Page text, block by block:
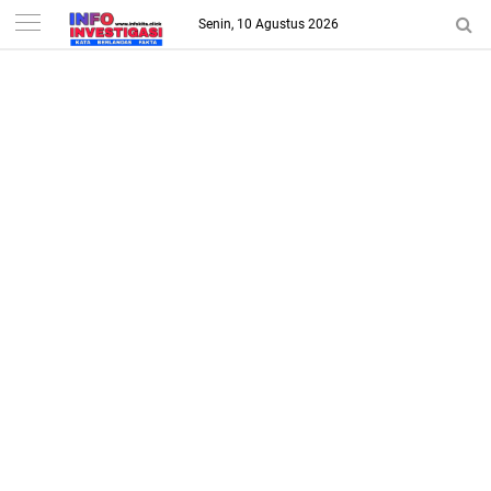
-->
Senin, 10 Agustus 2026